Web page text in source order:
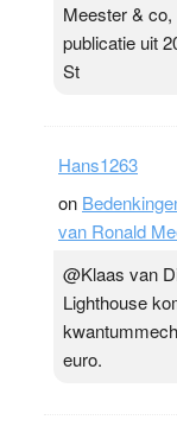
Meester &
publicatie uit
St
Hans1263
on
van Ronald
@Klaas van
Lighthouse
euro.